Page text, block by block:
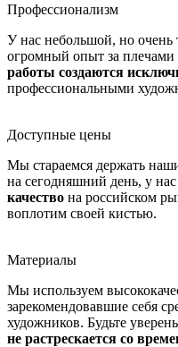
Профессионализм
У нас небольшой, но
огромный опыт за плечами
работы создаются
профессиональными
Доступные цены
Мы стараемся держать
на сегодняшний день, у нас
качество на российском
воплотим своей кистью.
Материалы
Мы используем
зарекомендовавшие себя
художников. Будьте
не растрескается со